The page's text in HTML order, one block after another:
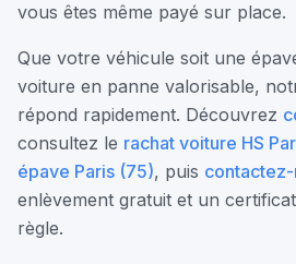
vous êtes même payé sur place.
Que votre véhicule soit une
voiture en panne valorisable,
répond rapidement. Découvrez
consultez le rachat voiture HS
épave Paris (75), puis
enlèvement gratuit et un
règle.